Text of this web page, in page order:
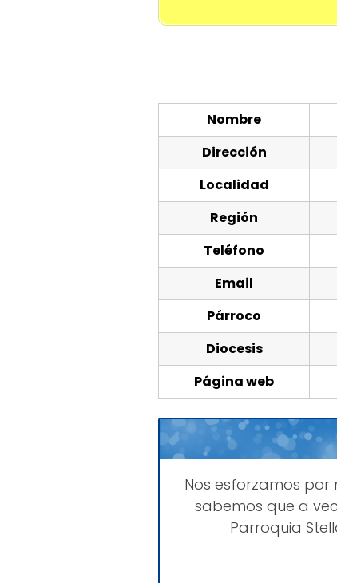
Nombre
Dirección
Localidad
Región
Teléfono
Email
Párroco
Diocesis
Página web
Nos esforzamos por
sabemos que a
Parroquia